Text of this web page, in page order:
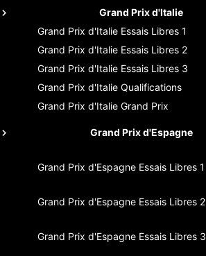
Grand Prix d'Italie
Grand Prix d'Italie Essais Libres 1
Grand Prix d'Italie Essais Libres 2
Grand Prix d'Italie Essais Libres 3
Grand Prix d'Italie Qualifications
Grand Prix d'Italie Grand Prix
Grand Prix d'Espagne
Grand Prix d'Espagne Essais Libres 1
Grand Prix d'Espagne Essais Libres 2
Grand Prix d'Espagne Essais Libres 3